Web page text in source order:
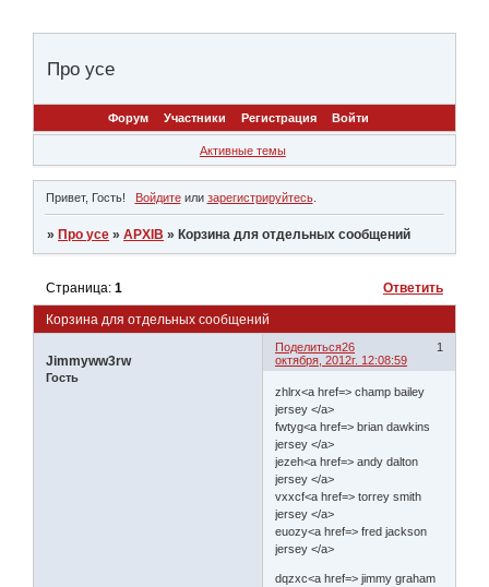
Про усе
Форум Участники Регистрация Войти
Активные темы
Привет, Гость! Войдитеили зарегистрируйтесь.
» Про усе »АРХІВ » Корзина для отдельных сообщений
Корзина для отдельных сообщений
Страница:1 Ответить
Поделиться 1
26
октября, 2012г. 12:08:59
Jimmyww3rw
Гость
zhlrx<a href=> champ bailey
jersey </a>
fwtyg<a href=> brian dawkins
jersey </a>
jezeh<a href=> andy dalton
jersey </a>
vxxcf<a href=> torrey smith
jersey </a>
euozy<a href=> fred jackson
jersey </a>
dqzxc<a href=> jimmy graham